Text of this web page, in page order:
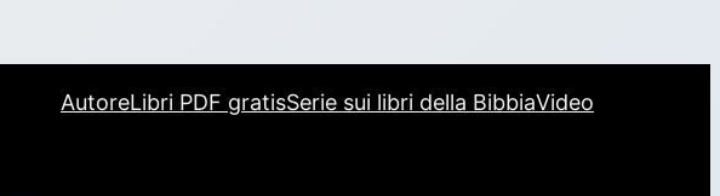
AutoreLibri PDF gratisSerie sui libri della BibbiaVideo